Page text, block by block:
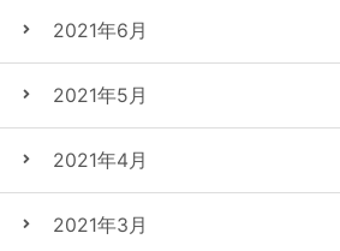
2021年6月
2021年5月
2021年4月
2021年3月